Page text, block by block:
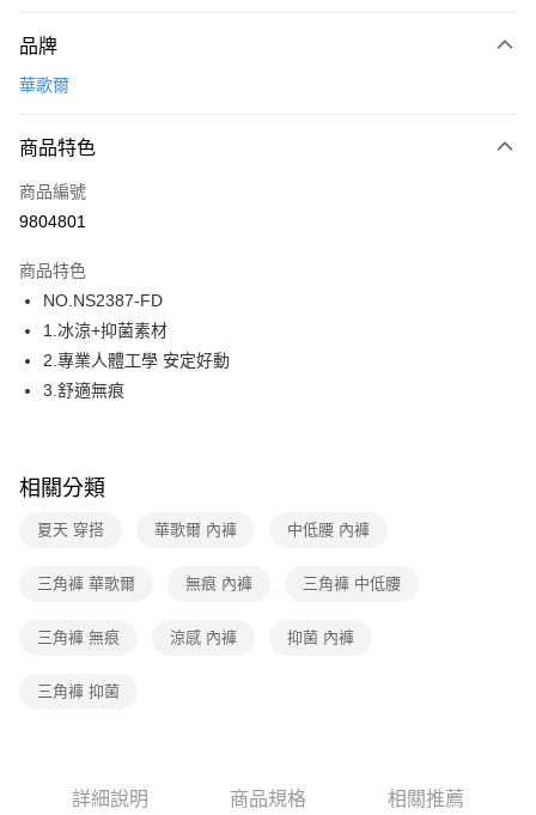
信用卡一次付款
LINE Pay
街口支付
運送方式
全家取貨付款
每筆NT$80，滿NT$1,000(含以上)免運費
7-11取貨付款
每筆NT$80，滿NT$1,000(含以上)免運費
每筆NT$80，滿NT$1,000(含以上)免運費
宅配
付款後門市自取
品牌
華歌爾
商品特色
商品編號
9804801
商品特色
NO.NS2387-FD
1.冰涼+抑菌素材
2.專業人體工學 安定好動
3.舒適無痕
相關分類
夏天 穿搭 華歌爾 內褲 中低腰 內褲
三角褲 華歌爾 無痕 內褲 三角褲 中低腰
三角褲 無痕 涼感 內褲 抑菌 內褲
三角褲 抑菌
詳細說明 商品規格 相關推薦